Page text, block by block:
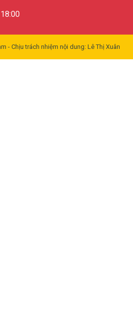
- Chịu trách nhiệm nội dung: Lê Thị Xuân